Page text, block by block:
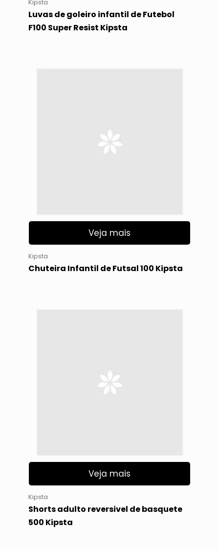
Kipsta
Luvas de goleiro infantil de Futebol
F100 Super Resist Kipsta
Veja mais
Kipsta
Chuteira Infantil de Futsal 100 Kipsta
Veja mais
Kipsta
Shorts adulto reversivel de basquete
500 Kipsta